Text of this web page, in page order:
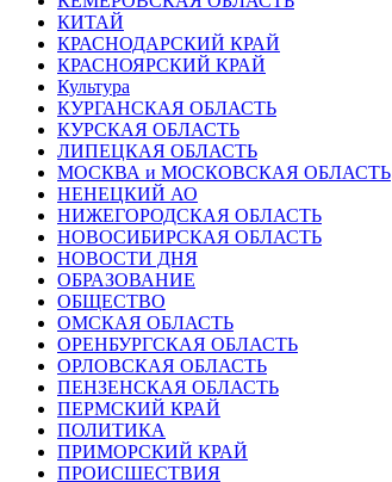
КИТАЙ
КРАСНОДАРСКИЙ КРАЙ
КРАСНОЯРСКИЙ КРАЙ
Культура
КУРГАНСКАЯ ОБЛАСТЬ
КУРСКАЯ ОБЛАСТЬ
ЛИПЕЦКАЯ ОБЛАСТЬ
МОСКВА и МОСКОВСКАЯ ОБЛАСТЬ
НЕНЕЦКИЙ АО
НИЖЕГОРОДСКАЯ ОБЛАСТЬ
НОВОСИБИРСКАЯ ОБЛАСТЬ
НОВОСТИ ДНЯ
ОБРАЗОВАНИЕ
ОБЩЕСТВО
ОМСКАЯ ОБЛАСТЬ
ОРЕНБУРГСКАЯ ОБЛАСТЬ
ОРЛОВСКАЯ ОБЛАСТЬ
ПЕНЗЕНСКАЯ ОБЛАСТЬ
ПЕРМСКИЙ КРАЙ
ПОЛИТИКА
ПРИМОРСКИЙ КРАЙ
ПРОИСШЕСТВИЯ